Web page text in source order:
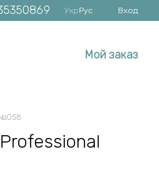
УкрРус Вход
Мой заказ
№058